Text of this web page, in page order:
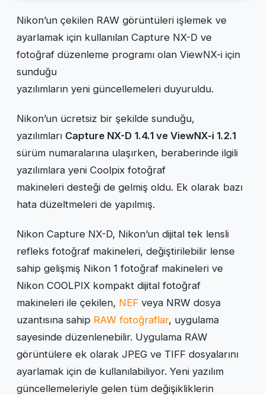
Nikon’un çekilen RAW görüntüleri işlemek ve
ayarlamak için kullanılan Capture NX-D ve
fotoğraf düzenleme programı olan ViewNX-i için
sunduğu
yazılımların yeni güncellemeleri duyuruldu.
Nikon’un ücretsiz bir şekilde sunduğu,
yazılımları Capture NX-D 1.4.1 ve ViewNX-i 1.2.1
sürüm numaralarına ulaşırken, beraberinde ilgili
yazılımlara yeni Coolpix fotoğraf
makineleri desteği de gelmiş oldu. Ek olarak bazı
hata düzeltmeleri de yapılmış.
Nikon Capture NX-D, Nikon’un dijital tek lensli
refleks fotoğraf makineleri, değiştirilebilir lense
sahip gelişmiş Nikon 1 fotoğraf makineleri ve
Nikon COOLPIX kompakt dijital fotoğraf
makineleri ile çekilen, NEF veya NRW dosya
uzantısına sahip RAW fotoğraflar, uygulama
sayesinde düzenlenebilir. Uygulama RAW
görüntülere ek olarak JPEG ve TIFF dosyalarını
ayarlamak için de kullanılabiliyor. Yeni yazılım
güncellemeleriyle gelen tüm değişikliklerin